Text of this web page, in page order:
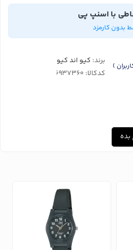
با اسنپ پی
بدون کارمزد
) برند: کیو اند کیو
کدکالا: